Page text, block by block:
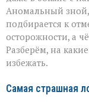
Аномальный зной,
подбирается к
осторожности, а
Разберём, на
избежать.
Самая страшная